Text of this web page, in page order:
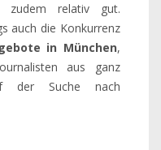
zudem relativ gut.
auch die Konkurrenz
in München,
aus ganz
der Suche nach